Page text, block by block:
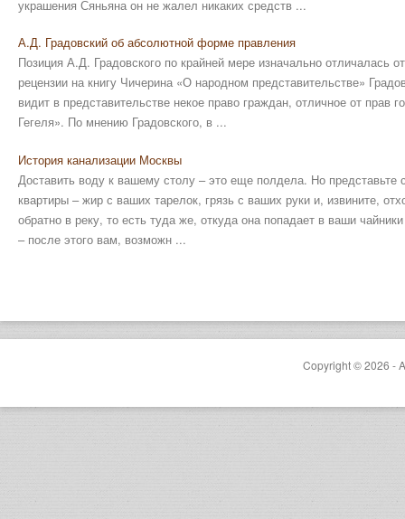
украшения Сяньяна он не жалел никаких средств ...
А.Д. Градовский об абсолютной форме правления
Позиция А.Д. Градовского по крайней мере изначально отличалась
рецензии на книгу Чичерина «О народном представительстве»
видит в представительстве некое право граждан, отличное от
Гегеля». По мнению Градовского, в ...
История канализации Москвы
Доставить воду к вашему столу – это еще полдела. Но представьте
квартиры – жир с ваших тарелок, грязь с ваших руки и, извините,
обратно в реку, то есть туда же, откуда она попадает в ваши
– после этого вам, возможн ...
Copyright © 2026 -